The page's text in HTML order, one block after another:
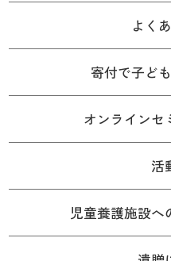
よく
寄付で子ど
オンラインセ
活
児童養護施設へ